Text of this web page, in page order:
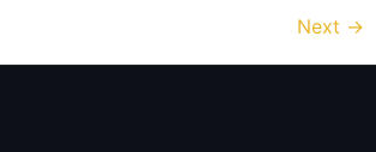
Next →